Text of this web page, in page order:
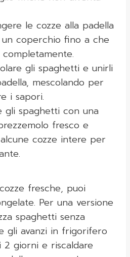
le cozze alla padella
coperchio fino a che
gli spaghetti e unirli
mescolando per
i sapori.
gli spaghetti con una
fresco e
cozze intere per
fresche, puoi
Per una versione
spaghetti senza
gli avanzi in frigorifero
2 giorni e riscaldare